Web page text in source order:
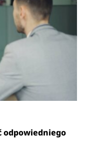
odpowiedniego